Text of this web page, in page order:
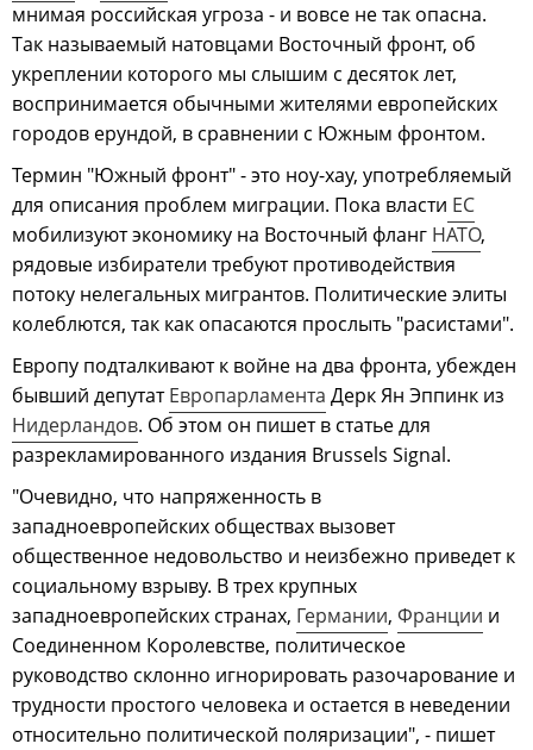
мнимая российская угроза - и вовсе не так опасна.
Так называемый натовцами Восточный фронт, об
укреплении которого мы слышим с десяток лет,
воспринимается обычными жителями европейских
городов ерундой, в сравнении с Южным фронтом.
Термин "Южный фронт" - это ноу-хау, употребляемый
для описания проблем миграции. Пока власти ЕС
мобилизуют экономику на Восточный фланг НАТО,
рядовые избиратели требуют противодействия
потоку нелегальных мигрантов. Политические элиты
колеблются, так как опасаются прослыть "расистами".
Европу подталкивают к войне на два фронта, убежден
бывший депутатЕвропарламента Дерк Ян Эппинк из
Нидерландов. Об этом он пишет в статье для
разрекламированного издания Brussels Signal.
"Очевидно, что напряженность в
западноевропейских обществах вызовет
общественное недовольство и неизбежно приведет к
социальному взрыву. В трех крупных
западноевропейских странах, Германии, Франции и
Соединенном Королевстве, политическое
руководство склонно игнорировать разочарование и
трудности простого человека и остается в неведении
относительно политической поляризации", - пишет